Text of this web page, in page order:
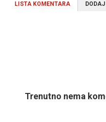
LISTA KOMENTARA
Trenutno nema